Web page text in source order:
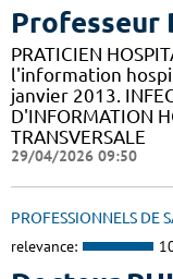
Professeur
PRATICIEN
l'information
janvier 2013.
D'INFORMATION
TRANSVERSALE
29/04/2026 09:50
PROFESSIONNELS DE
relevance: